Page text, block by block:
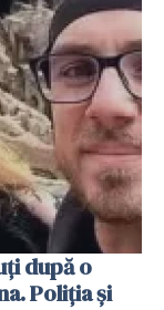
după o
Poliția și